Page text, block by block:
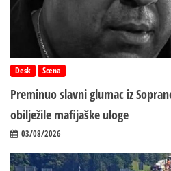
Desk Scena
Preminuo slavni glumac iz
obilježile mafijaške uloge
03/08/2026